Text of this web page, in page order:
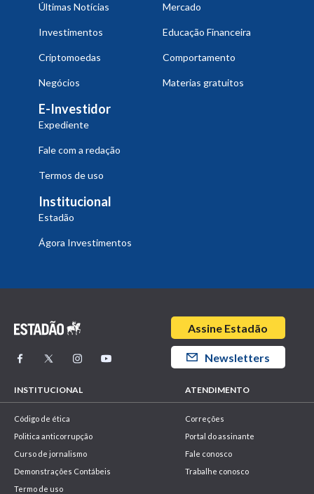
Últimas Notícias Mercado
Investimentos Educação Financeira
Criptomoedas Comportamento
Negócios Materias gratuitos
E-Investidor
Expediente
Fale com a redação
Termos de uso
Institucional
Estadão
Ágora Investimentos
INSTITUCIONAL
Código de ética
Politica anticorrupção
Curso de jornalismo
Demonstrações Contábeis
Termo de uso
ATENDIMENTO
Correções
Portal do assinante
Fale conosco
Trabalhe conosco
Assine Estadão
Newsletters